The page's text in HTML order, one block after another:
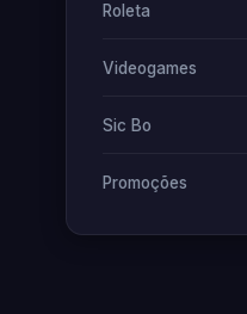
Roleta
Videogames
Sic Bo
Promoções